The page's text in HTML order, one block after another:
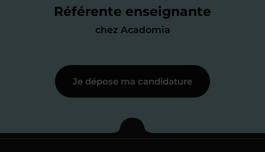
Référente enseignante
chez Acadomia
me mettre à jour au besoin) et
j’échange en direct avec un chargé de
Étape 3
Je commence mes
Je dépose ma candidature